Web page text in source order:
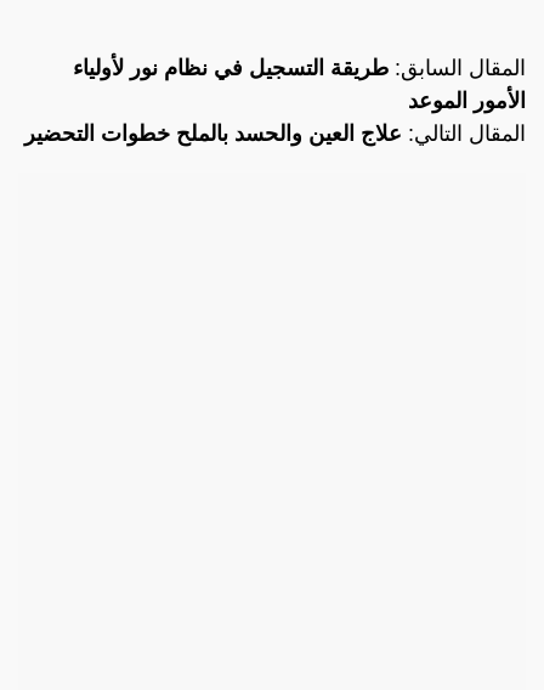
المقال السابق: طريقة التسجيل في نظام نور لأولياء
الأمور الموعد
المقال التالي: علاج العين والحسد بالملح خطوات التحضير